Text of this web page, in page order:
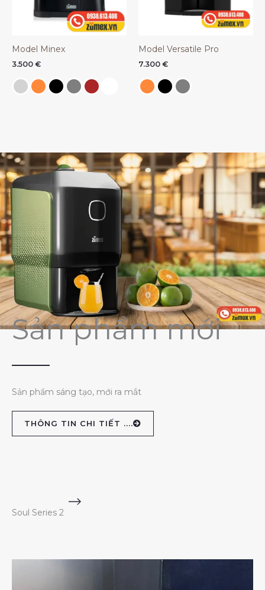
Model Minex
3.500 €
Model Versatile Pro
7.300 €
Sản phẩm mới
Sản phẩm sáng tạo, mới ra mắt
THÔNG TIN CHI TIẾT ....
Soul Series 2